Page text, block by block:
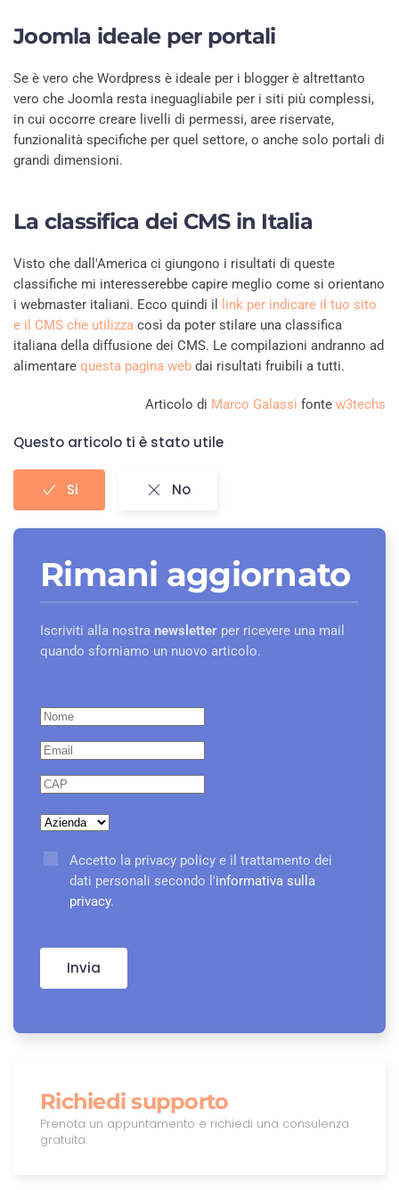
Joomla ideale per portali
Se è vero che Wordpress è ideale per i blogger è altrettanto
vero che Joomla resta ineguagliabile per i siti più complessi,
in cui occorre creare livelli di permessi, aree riservate,
funzionalità specifiche per quel settore, o anche solo portali di
grandi dimensioni.
La classifica dei CMS in Italia
Visto che dall'America ci giungono i risultati di queste
classifiche mi interesserebbe capire meglio come si orientano
i webmaster italiani. Ecco quindi il
link per indicare il tuo sito
e il CMS che utilizza così da poter stilare una classifica
italiana della diffusione dei CMS. Le compilazioni andranno ad
alimentare questa pagina web dai risultati fruibili a tutti.
Articolo di Marco Galassi fonte w3techs
Questo articolo ti è stato utile
Si No
Rimani aggiornato
Iscriviti alla nostra newsletter per ricevere una mail
quando sforniamo un nuovo articolo.
Accetto la privacy policy e il trattamento dei
dati personali secondo l'informativa sulla
privacy.
Invia
Richiedi supporto
Prenota un appuntamento e richiedi una consulenza
gratuita.